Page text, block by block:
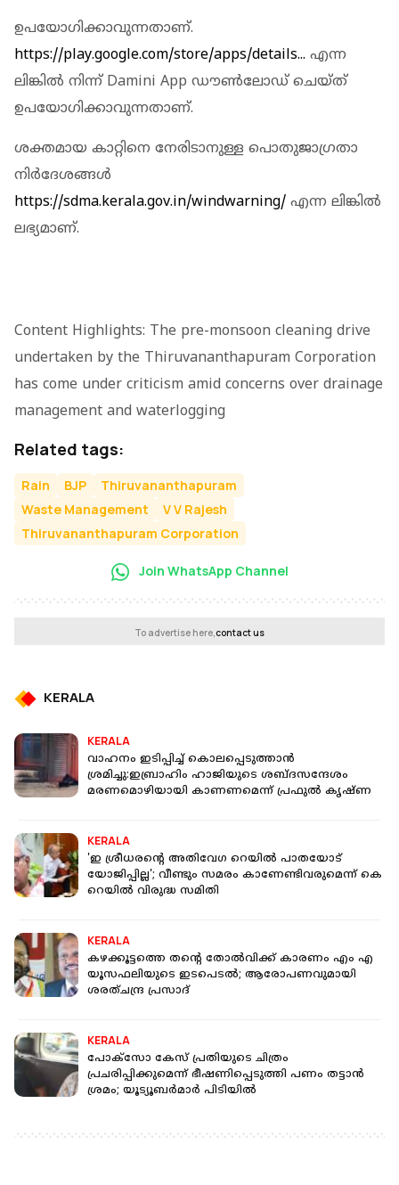
ഉപയോഗിക്കാവുന്നതാണ്.
https://play.google.com/store/apps/details... എന്ന
ലിങ്കിൽ നിന്ന് Damini App ഡൗൺലോഡ് ചെയ്ത്
ഉപയോഗിക്കാവുന്നതാണ്.
ശക്തമായ കാറ്റിനെ നേരിടാനുള്ള പൊതുജാഗ്രതാ
നിർദേശങ്ങൾ
https://sdma.kerala.gov.in/windwarning/ എന്ന ലിങ്കിൽ
ലഭ്യമാണ്.
Content Highlights: The pre-monsoon cleaning drive
undertaken by the Thiruvananthapuram Corporation
has come under criticism amid concerns over drainage
management and waterlogging
Related tags:
Rain BJP
Thiruvananthapuram
Waste Management
V V Rajesh
Thiruvananthapuram Corporation
Join WhatsApp Channel
To advertise here,contact us
KERALA
KERALA
വാഹനം ഇടിപ്പിച്ച് കൊലപ്പെടുത്താൻ
ശ്രമിച്ചു:ഇബ്രാഹിം ഹാജിയുടെ ശബ്ദസന്ദേശം
മരണമൊഴിയായി കാണണമെന്ന് പ്രഫുൽ കൃഷ്ണ
KERALA
'ഇ ശ്രീധരൻ്റെ അതിവേഗ റെയില്‍ പാതയോട്
യോജിപ്പില്ല'; വീണ്ടും സമരം കാണേണ്ടിവരുമെന്ന് കെ
റെയില്‍ വിരുദ്ധ സമിതി
KERALA
കഴക്കൂട്ടത്തെ തന്റെ തോല്‍വിക്ക് കാരണം എം എ
യൂസഫലിയുടെ ഇടപെടല്‍; ആരോപണവുമായി
ശരത്ചന്ദ്ര പ്രസാദ്
KERALA
പോക്‌സോ കേസ് പ്രതിയുടെ ചിത്രം
പ്രചരിപ്പിക്കുമെന്ന് ഭീഷണിപ്പെടുത്തി പണം തട്ടാൻ
ശ്രമം; യൂട്യൂബർമാർ പിടിയിൽ